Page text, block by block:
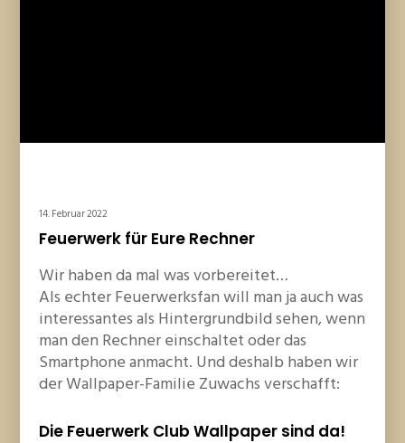
14. Februar 2022
Feuerwerk für Eure Rechner
Wir haben da mal was vorbereitet…
Als echter Feuerwerksfan will man ja auch was
interessantes als Hintergrundbild sehen, wenn
man den Rechner einschaltet oder das
Smartphone anmacht. Und deshalb haben wir
der Wallpaper-Familie Zuwachs verschafft:
Die Feuerwerk Club Wallpaper sind da!